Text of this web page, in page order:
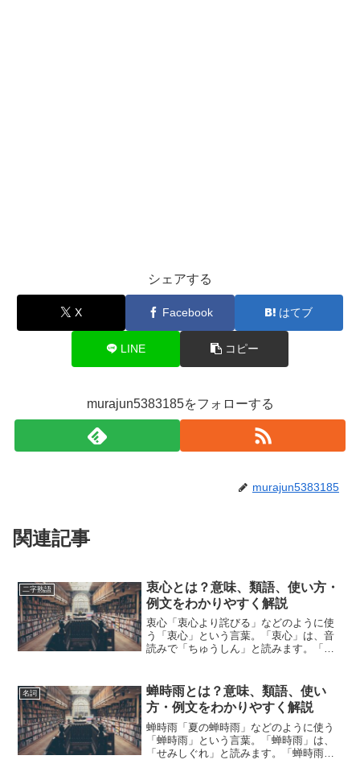
シェアする
X Facebook はてブ
LINE コピー
murajun5383185をフォローする
murajun5383185
関連記事
二字熟語
衷心とは？意味、類語、使い方・
例文をわかりやすく解説
衷心「衷心より詫びる」などのように使
う「衷心」という言葉。「衷心」は、音
読みで「ちゅうしん」と読みます。「衷
い方や類語について、小説などの用例を
紹介しながら、わかりやす...
名詞
蝉時雨とは？意味、類語、使い
方・例文をわかりやすく解説
蝉時雨「夏の蝉時雨」などのように使う
「蝉時雨」という言葉。「蝉時雨」は、
「せみしぐれ」と読みます。「蝉時雨」